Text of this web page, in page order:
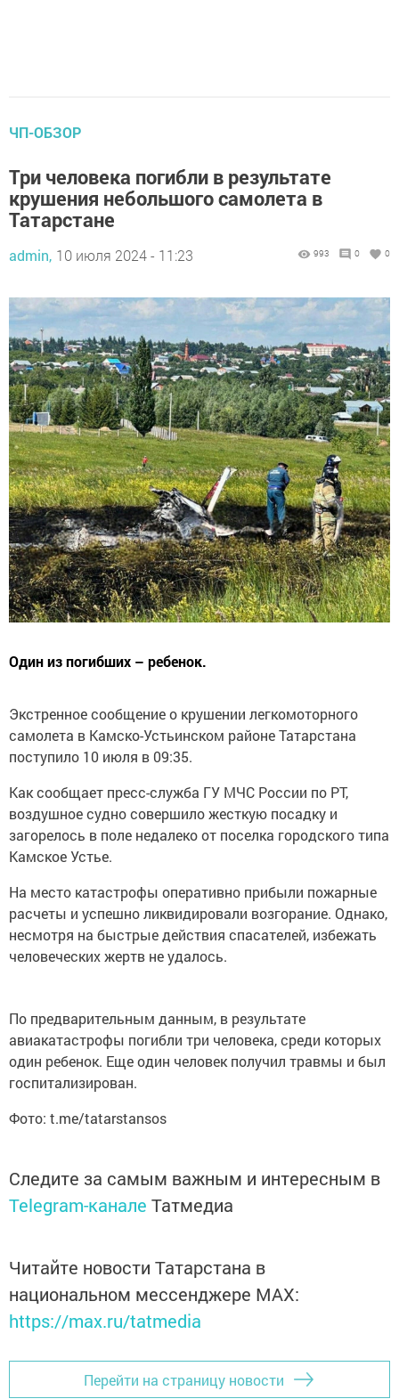
ЧП-ОБЗОР
Три человека погибли в результате
крушения небольшого самолета в
Татарстане
admin, 10 июля 2024 - 11:23 993 0 0
Один из погибших – ребенок.
Экстренное сообщение о крушении легкомоторного
самолета в Камско-Устьинском районе Татарстана
поступило 10 июля в 09:35.
Как сообщает пресс-служба ГУ МЧС России по РТ,
воздушное судно совершило жесткую посадку и
загорелось в поле недалеко от поселка городского типа
Камское Устье.
На место катастрофы оперативно прибыли пожарные
расчеты и успешно ликвидировали возгорание. Однако,
несмотря на быстрые действия спасателей, избежать
человеческих жертв не удалось.
По предварительным данным, в результате
авиакатастрофы погибли три человека, среди которых
один ребенок. Еще один человек получил травмы и был
госпитализирован.
Фото: t.me/tatarstansos
Следите за самым важным и интересным в
Telegram-канале Татмедиа
Читайте новости Татарстана в
национальном мессенджере MАХ:
https://max.ru/tatmedia
Перейти на страницу новости